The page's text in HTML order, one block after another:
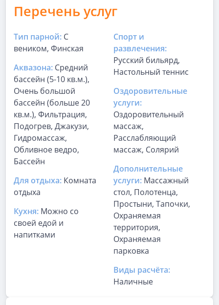
Перечень услуг
Тип парной: С
веником, Финская
Аквазона: Средний
бассейн (5-10 кв.м.),
Очень большой
бассейн (больше 20
кв.м.), Фильтрация,
Подогрев, Джакузи,
Гидромассаж,
Обливное ведро,
Бассейн
Для отдыха: Комната
отдыха
Кухня: Можно со
своей едой и
напитками
Спорт и
развлечения:
Русский бильярд,
Настольный теннис
Оздоровительные
услуги:
Оздоровительный
массаж,
Расслабляющий
массаж, Солярий
Дополнительные
услуги: Массажный
стол, Полотенца,
Простыни, Тапочки,
Охраняемая
территория,
Охраняемая
парковка
Виды расчёта:
Наличные